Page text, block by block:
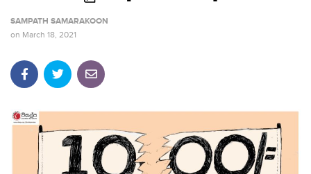
SAMPATH SAMARAKOON
on March 18, 2021